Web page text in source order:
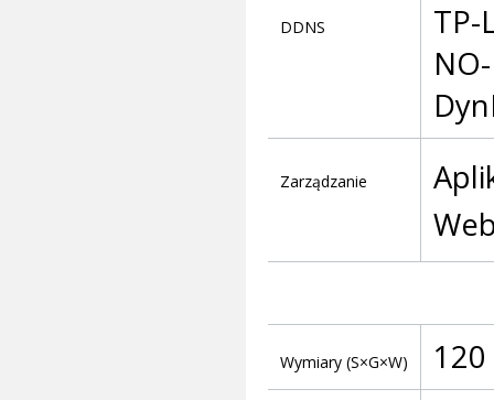
DDNS
TP-
Zarządzanie
Wymiary (S×G×W)